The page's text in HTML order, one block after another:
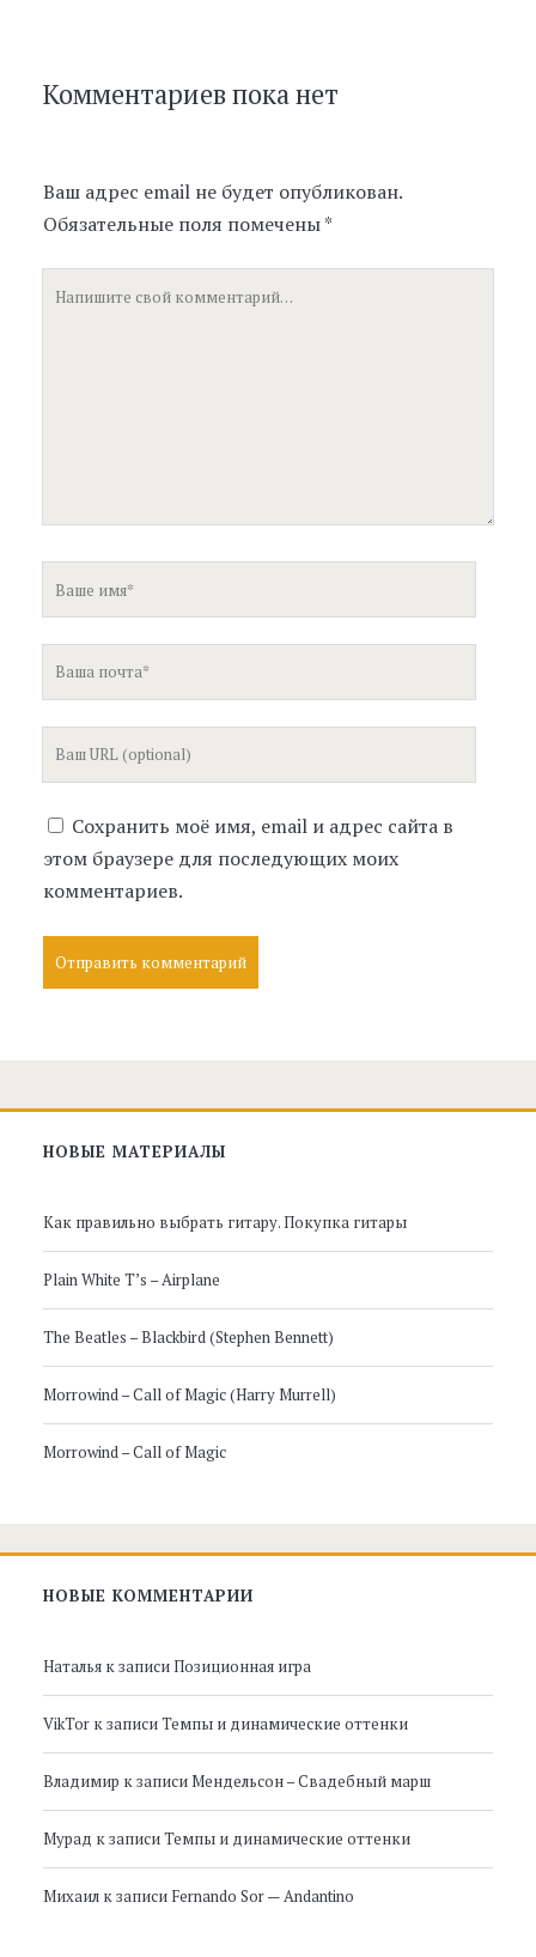
Комментариев пока нет
Ваш адрес email не будет опубликован.
Обязательные поля помечены*
Ваша
Ваш
Сохранить моё имя, email и адрес сайта в
этом браузере для последующих моих
комментариев.
Главная
панель
НОВЫЕ МАТЕРИАЛЫ
Как правильно выбрать гитару. Покупка гитары
Plain White T’s – Airplane
The Beatles – Blackbird (Stephen Bennett)
Morrowind – Call of Magic (Harry Murrell)
Morrowind – Call of Magic
НОВЫЕ КОММЕНТАРИИ
Натальяк записиПозиционная игра
VikTorк записиТемпы и динамические оттенки
Владимир к записиМендельсон – Свадебный марш
Мурад к записиТемпы и динамические оттенки
Михаилк записи Fernando Sor — Andantino